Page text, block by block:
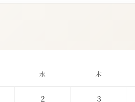
水 木
2 3